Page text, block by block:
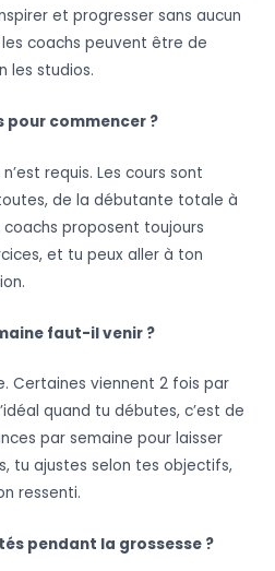
et progresser sans aucun
coachs peuvent être de
les studios.
pour commencer ?
requis. Les cours sont
de la débutante totale à
proposent toujours
et tu peux aller à ton
faut-il venir ?
Certaines viennent 2 fois par
quand tu débutes, c’est de
par semaine pour laisser
tu ajustes selon tes objectifs,
ressenti.
pendant la grossesse ?